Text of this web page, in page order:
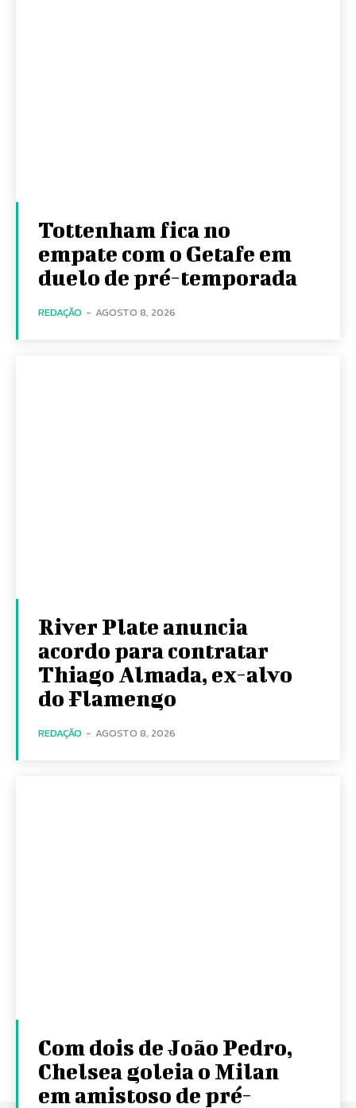
Tottenham fica no
empate com o Getafe em
duelo de pré-temporada
REDAÇÃO - AGOSTO 8, 2026
River Plate anuncia
acordo para contratar
Thiago Almada, ex-alvo
do Flamengo
REDAÇÃO - AGOSTO 8, 2026
Com dois de João Pedro,
Chelsea goleia o Milan
em amistoso de pré-